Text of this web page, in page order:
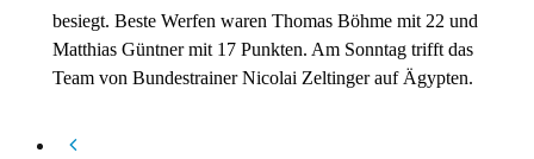
besiegt. Beste Werfen waren Thomas Böhme mit 22 und
Matthias Güntner mit 17 Punkten. Am Sonntag trifft das
Team von Bundestrainer Nicolai Zeltinger auf Ägypten.